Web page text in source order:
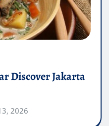
Discover Jakarta
2026